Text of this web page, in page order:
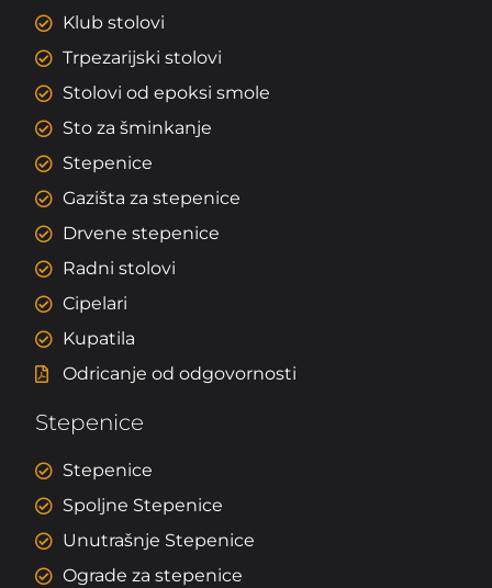
Klub stolovi
Trpezarijski stolovi
Stolovi od epoksi smole
Sto za šminkanje
Stepenice
Gazišta za stepenice
Drvene stepenice
Radni stolovi
Cipelari
Kupatila
Odricanje od odgovornosti
Stepenice
Stepenice
Spoljne Stepenice
Unutrašnje Stepenice
Ograde za stepenice